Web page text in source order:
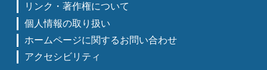
リンク・著作権について
個人情報の取り扱い
ホームページに関するお問い合わせ
アクセシビリティ